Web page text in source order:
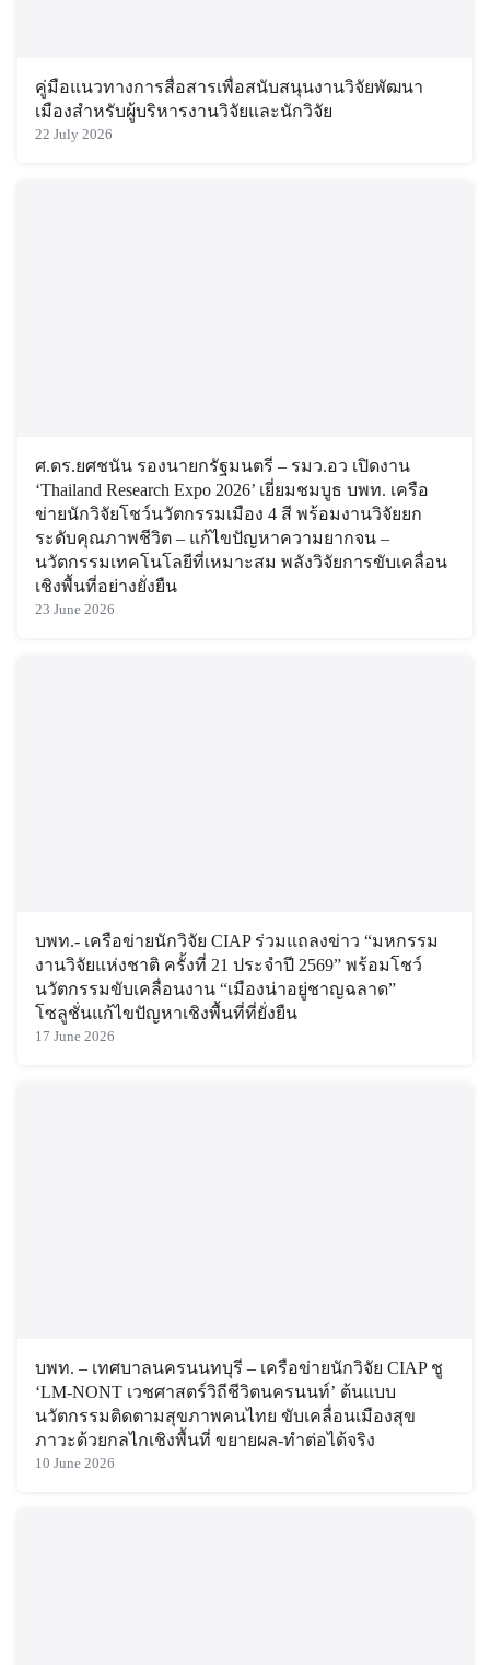
คู่มือแนวทางการสื่อสารเพื่อสนับสนุนงานวิจัยพัฒนา
เมืองสำหรับผู้บริหารงานวิจัยและนักวิจัย
22 July 2026
ศ.ดร.ยศชนัน รองนายกรัฐมนตรี – รมว.อว เปิดงาน
‘Thailand Research Expo 2026’ เยี่ยมชมบูธ บพท. เครือ
ข่ายนักวิจัยโชว์นวัตกรรมเมือง 4 สี พร้อมงานวิจัยยก
ระดับคุณภาพชีวิต – แก้ไขปัญหาความยากจน –
นวัตกรรมเทคโนโลยีที่เหมาะสม พลังวิจัยการขับเคลื่อน
เชิงพื้นที่อย่างยั่งยืน
23 June 2026
บพท.- เครือข่ายนักวิจัย CIAP ร่วมแถลงข่าว “มหกรรม
งานวิจัยแห่งชาติ ครั้งที่ 21 ประจำปี 2569” พร้อมโชว์
นวัตกรรมขับเคลื่อนงาน “เมืองน่าอยู่ชาญฉลาด”
โซลูชั่นแก้ไขปัญหาเชิงพื้นที่ที่ยั่งยืน
17 June 2026
บพท. – เทศบาลนครนนทบุรี – เครือข่ายนักวิจัย CIAP ชู
‘LM-NONT เวชศาสตร์วิถีชีวิตนครนนท์’ ต้นแบบ
นวัตกรรมติดตามสุขภาพคนไทย ขับเคลื่อนเมืองสุข
ภาวะด้วยกลไกเชิงพื้นที่ ขยายผล-ทำต่อได้จริง
10 June 2026